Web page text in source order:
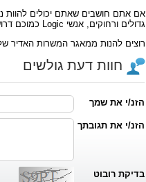
אם אתם חושבים שאתם יכולים להוות
גדולים ורחוקים, אנשי Logic כמוכם
רוצים להנות ממאגר המשרות האדיר
חוות דעת גולשים
הזנ/י את שמך
הזנ/י את תגובתך
בדיקת רובוט